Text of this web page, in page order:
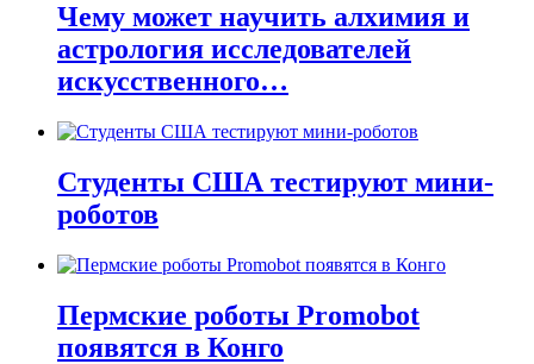
Чему может научить алхимия и
астрология исследователей
искусственного…
Студенты США тестируют мини-
роботов
Пермские роботы Promobot
появятся в Конго